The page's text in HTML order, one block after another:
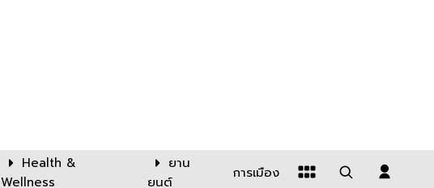
Health &
Wellness
ยาน
ยนต์
การเมือง